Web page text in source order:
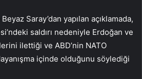
Saray’dan yapılan açıklamada,
saldırı nedeniyle Erdoğan ve
ilettiği ve ABD’nin NATO
içinde olduğunu söylediği